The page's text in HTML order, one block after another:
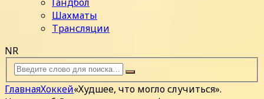
Шахматы
Трансляции
NR
ГлавнаяХоккей«Худшее, что могло случиться».